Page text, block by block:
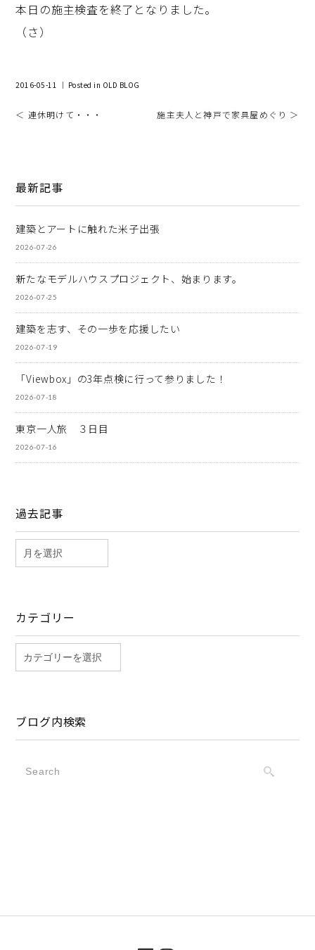
本日の施主検査を終了となりました。
（さ）
2016-05-11 ｜ Posted in OLD BLOG
＜ 連休明けて・・・ 施主夫人と神戸で家具屋めぐり ＞
最新記事
建築とアートに触れた米子出張
2026-07-26
新たなモデルハウスプロジェクト、始まります。
2026-07-25
建築を志す、その一歩を応援したい
2026-07-19
「Viewbox」の3年点検に行って参りました！
2026-07-18
東京一人旅 ３日目
2026-07-16
過去記事
カテゴリー
ブログ内検索